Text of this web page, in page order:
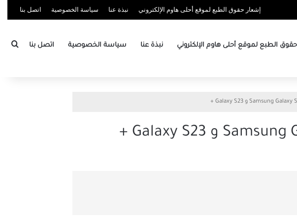
إشعار حقوق الطبع لموقع أحلى هاوم الإلكتروني نبذة عنا سياسة الخصوصية اتصل بنا
الطبع لموقع أحلى هاوم الإلكتروني نبذة عنا سياسة الخصوصية اتصل بنا